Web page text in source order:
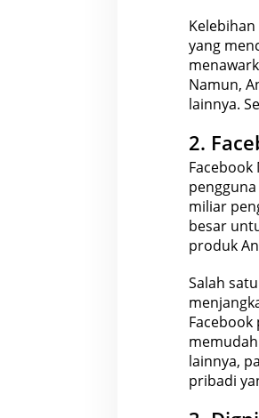
yang
Namun,
lainnya.
2.
miliar
besar
produk
Salah
lainnya,
pribadi